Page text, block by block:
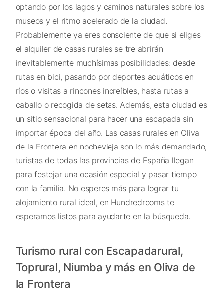
optando por los lagos y caminos naturales sobre los
museos y el ritmo acelerado de la ciudad.
Probablemente ya eres consciente de que si eliges
el alquiler de casas rurales se tre abrirán
inevitablemente muchísimas posibilidades: desde
rutas en bici, pasando por deportes acuáticos en
ríos o visitas a rincones increíbles, hasta rutas a
caballo o recogida de setas. Además, esta ciudad es
un sitio sensacional para hacer una escapada sin
importar época del año. Las casas rurales en Oliva
de la Frontera en nochevieja son lo más demandado,
turistas de todas las provincias de España llegan
para festejar una ocasión especial y pasar tiempo
con la familia. No esperes más para lograr tu
alojamiento rural ideal, en Hundredrooms te
esperamos listos para ayudarte en la búsqueda.
Turismo rural con Escapadarural,
Toprural, Niumba y más en Oliva de
la Frontera